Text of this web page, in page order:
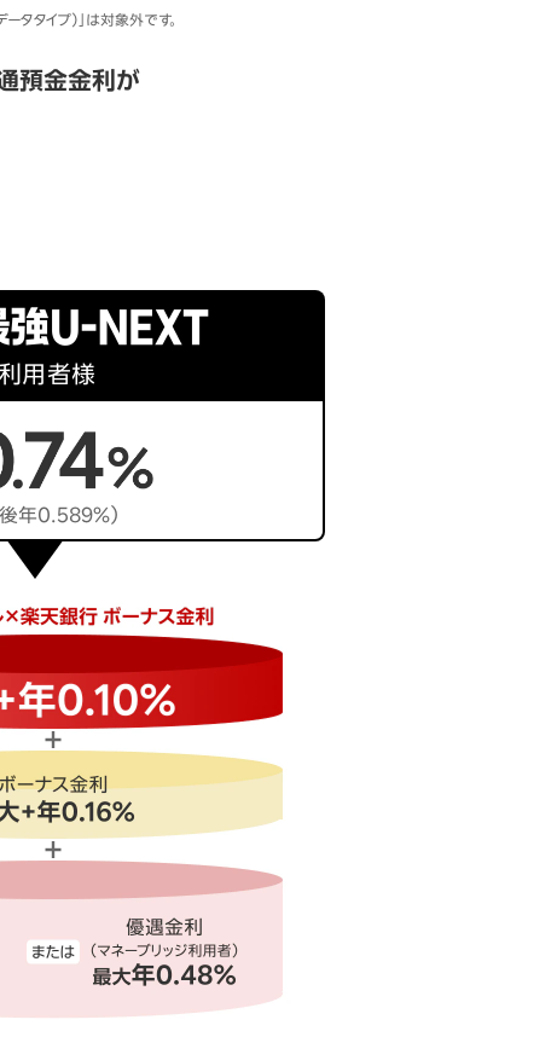
タイプ）」は対象外です。
預金金利が
用者様
後年0.589％）